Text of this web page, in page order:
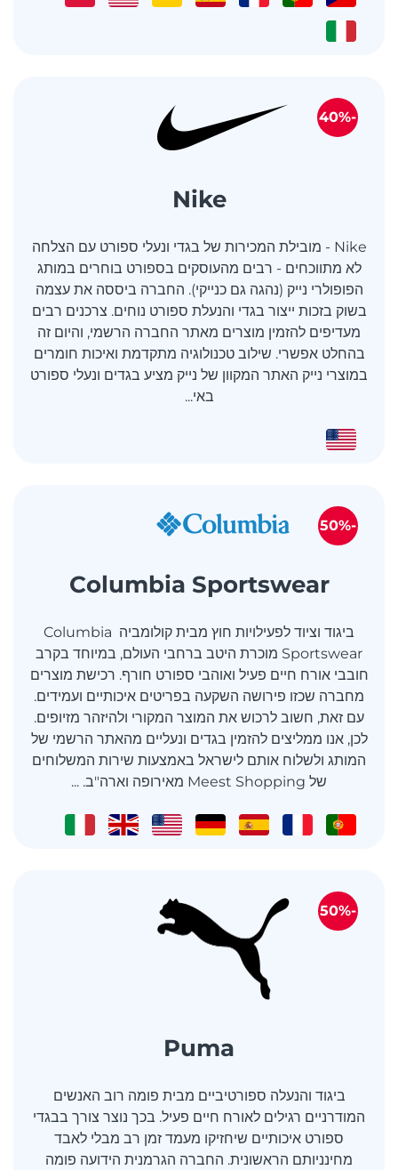
Nike
Nike - מובילת המכירות של בגדי ונעלי ספורט עם הצלחה
לא מתווכחים - רבים מהעוסקים בספורט בוחרים במותג
הפופולרי נייק (נהגה גם כנייקי). החברה ביססה את עצמה
בשוק בזכות ייצור בגדי והנעלת ספורט נוחים. צרכנים רבים
מעדיפים להזמין מוצרים מאתר החברה הרשמי, והיום זה
בהחלט אפשרי. שילוב טכנולוגיה מתקדמת ואיכות חומרים
במוצרי נייק האתר המקוון של נייק מציע בגדים ונעלי ספורט
באי...
-40%
Columbia Sportswear
ביגוד וציוד לפעילויות חוץ מבית קולומביה Columbia
Sportswear מוכרת היטב ברחבי העולם, במיוחד בקרב
חובבי אורח חיים פעיל ואוהבי ספורט חורף. רכישת מוצרים
מחברה שכזו פירושה השקעה בפריטים איכותיים ועמידים.
עם זאת, חשוב לרכוש את המוצר המקורי ולהיזהר מזיופים.
לכן, אנו ממליצים להזמין בגדים ונעליים מהאתר הרשמי של
המותג ולשלוח אותם לישראל באמצעות שירות המשלוחים
של Meest Shopping מאירופה וארה"ב. ...
-50%
Puma
ביגוד והנעלה ספורטיביים מבית פומה רוב האנשים
המודרניים רגילים לאורח חיים פעיל. בכך נוצר צורך בבגדי
ספורט איכותיים שיחזיקו מעמד זמן רב מבלי לאבד
מחינניותם הראשונית. החברה הגרמנית הידועה פומה
-50%